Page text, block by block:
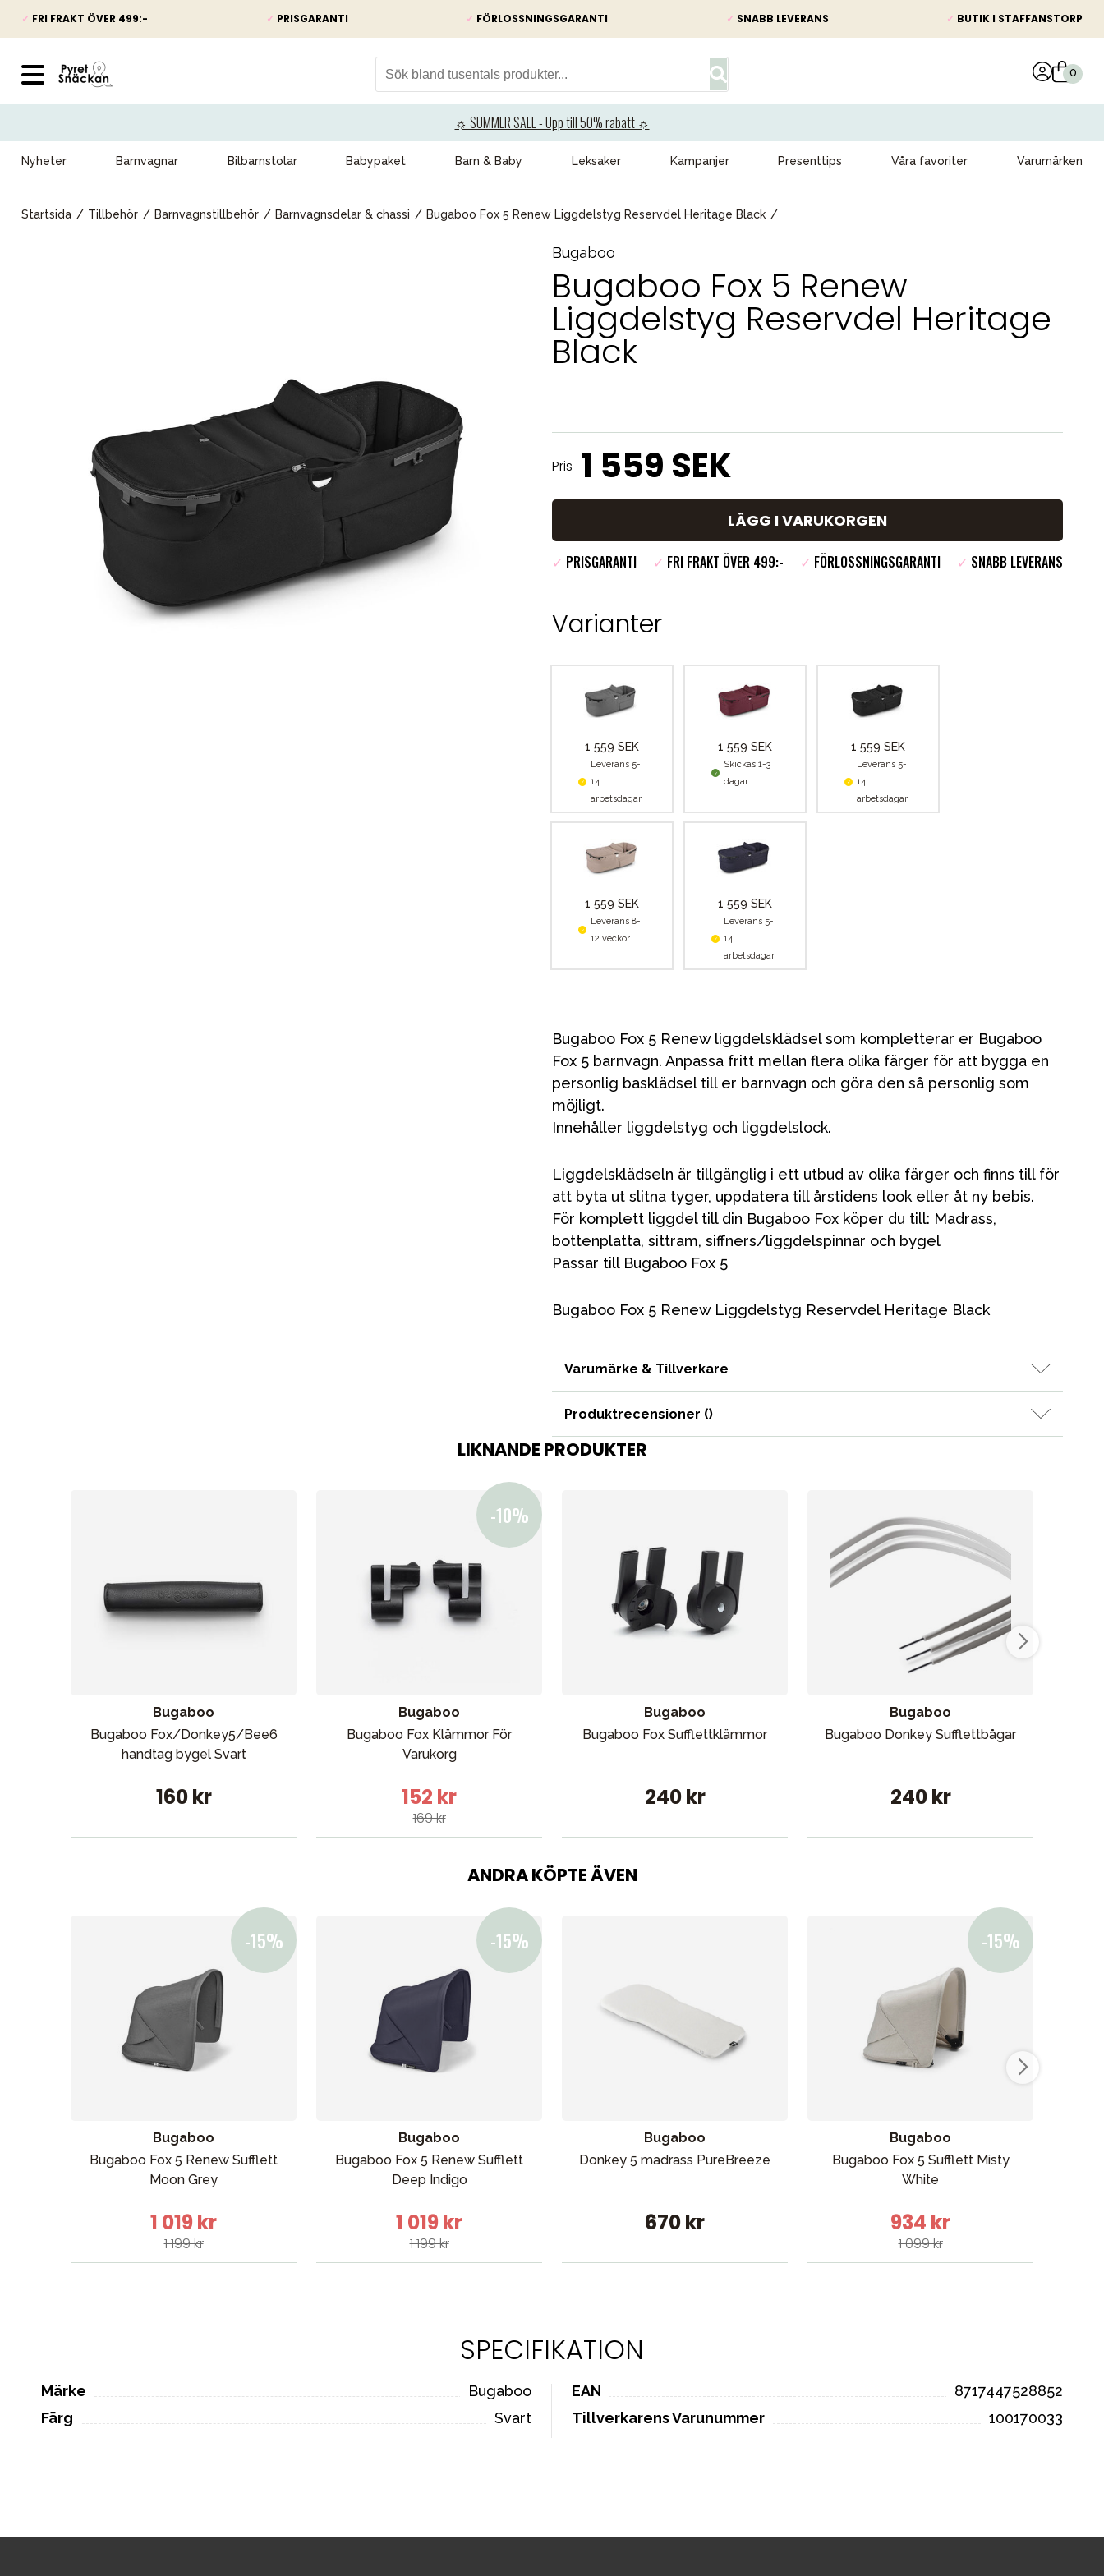
✓ FRI FRAKT ÖVER 499:- ✓ PRISGARANTI ✓ FÖRLOSSNINGSGARANTI ✓ SNABB LEVERANS ✓ BUTIK I STAFFANSTORP
☼ SUMMER SALE - Upp till 50% rabatt ☼
Nyheter Barnvagnar Bilbarnstolar Babypaket Barn & Baby Leksaker Kampanjer Presenttips Våra favoriter Varumärken
Startsida Tillbehör Barnvagnstillbehör Barnvagnsdelar & chassi Bugaboo Fox 5 Renew Liggdelstyg Reservdel Heritage Black
Bugaboo
Bugaboo Fox 5 Renew
Liggdelstyg Reservdel Heritage
Black
Pris 1 559 SEK
LÄGG I VARUKORGEN
✓ PRISGARANTI ✓ FRI FRAKT ÖVER 499:- ✓ FÖRLOSSNINGSGARANTI ✓ SNABB LEVERANS
Varianter
1 559 SEK
Leverans 5-
14
arbetsdagar
1 559 SEK
Skickas 1-3
dagar
1 559 SEK
Leverans 5-
14
arbetsdagar
1 559 SEK
Leverans 8-
12 veckor
1 559 SEK
Leverans 5-
14
arbetsdagar
Bugaboo Fox 5 Renew liggdelsklädsel som kompletterar er Bugaboo
Fox 5 barnvagn. Anpassa fritt mellan flera olika färger för att bygga en
personlig basklädsel till er barnvagn och göra den så personlig som
möjligt.
Innehåller liggdelstyg och liggdelslock.
Liggdelsklädseln är tillgänglig i ett utbud av olika färger och finns till för
att byta ut slitna tyger, uppdatera till årstidens look eller åt ny bebis.
För komplett liggdel till din Bugaboo Fox köper du till: Madrass,
bottenplatta, sittram, siffners/liggdelspinnar och bygel
Passar till Bugaboo Fox 5
Bugaboo Fox 5 Renew Liggdelstyg Reservdel Heritage Black
Varumärke & Tillverkare
Produktrecensioner ()
LIKNANDE PRODUKTER
Bugaboo
Bugaboo Fox/Donkey5/Bee6
handtag bygel Svart
160 kr
Bugaboo
Bugaboo Fox Klämmor För
Varukorg
152 kr
169 kr
Bugaboo
Bugaboo Fox Sufflettklämmor
240 kr
Bugaboo
Bugaboo Donkey Sufflettbågar
240 kr
ANDRA KÖPTE ÄVEN
Bugaboo
Bugaboo Fox 5 Renew Sufflett
Moon Grey
1 019 kr
1 199 kr
Bugaboo
Bugaboo Fox 5 Renew Sufflett
Deep Indigo
1 019 kr
1 199 kr
Bugaboo
Donkey 5 madrass PureBreeze
670 kr
Bugaboo
Bugaboo Fox 5 Sufflett Misty
White
934 kr
1 099 kr
SPECIFIKATION
Märke
Bugaboo
Färg
Svart
EAN
8717447528852
Tillverkarens Varunummer
100170033
VÅRT SORTIMENT
Förälder
Möbler & bädd
Tillbehör
Reservdelar
Kampanjer
Presenttips
Sol och bad Guider Kontakta oss Uthyrning